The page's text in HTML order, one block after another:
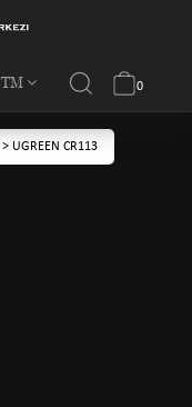
TM 0
> UGREEN CR113